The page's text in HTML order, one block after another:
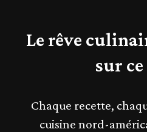
Le rêve
sur
Chaque recette,
cuisine nord-